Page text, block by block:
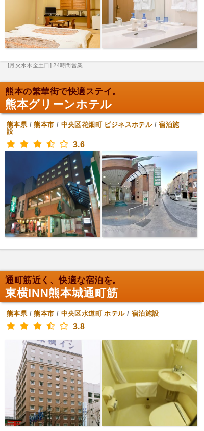
[月火水木金土日] 24時間営業
熊本の繁華街で快適ステイ。
熊本グリーンホテル
熊本県/熊本市 / 中央区花畑町 ビジネスホテル/宿泊施
設
3.6
通町筋近く、快適な宿泊を。
東横INN熊本城通町筋
熊本県/熊本市 / 中央区水道町 ホテル/ 宿泊施設
3.8